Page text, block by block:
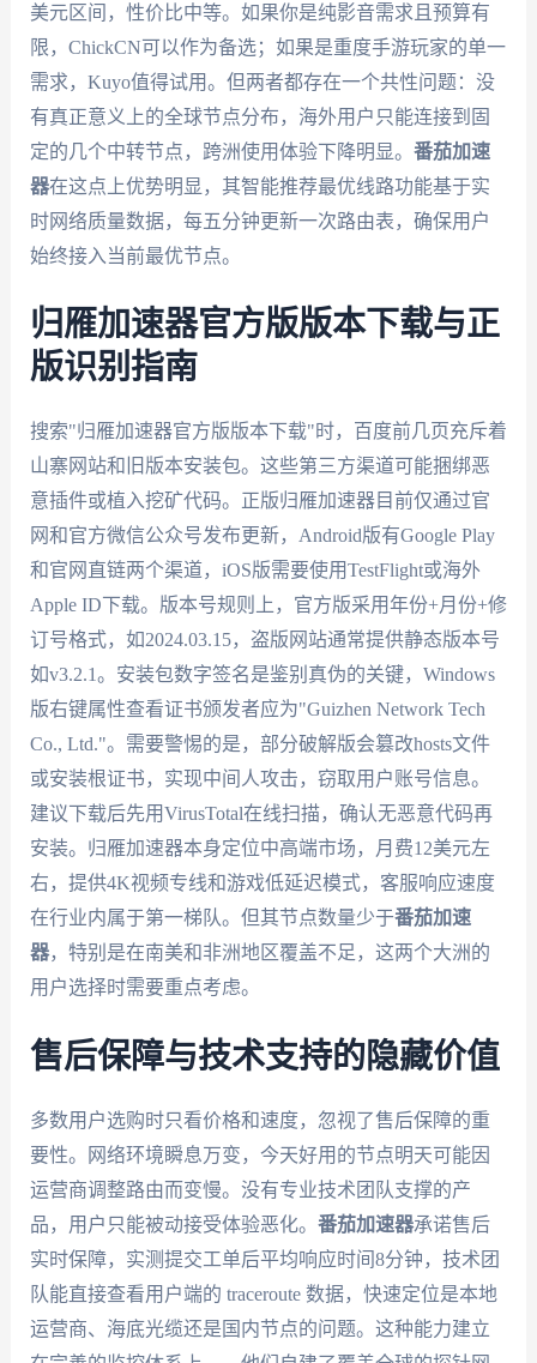
美元区间，性价比中等。如果你是纯影音需求且预算有
限，ChickCN可以作为备选；如果是重度手游玩家的单一
需求，Kuyo值得试用。但两者都存在一个共性问题：没
有真正意义上的全球节点分布，海外用户只能连接到固
定的几个中转节点，跨洲使用体验下降明显。 番茄加速
器在这点上优势明显，其智能推荐最优线路功能基于实
时网络质量数据，每五分钟更新一次路由表，确保用户
始终接入当前最优节点。
归雁加速器官方版版本下载与正
版识别指南
搜索"归雁加速器官方版版本下载"时，百度前几页充斥着
山寨网站和旧版本安装包。这些第三方渠道可能捆绑恶
意插件或植入挖矿代码。正版归雁加速器目前仅通过官
网和官方微信公众号发布更新，Android版有Google Play
和官网直链两个渠道，iOS版需要使用TestFlight或海外
Apple ID下载。版本号规则上，官方版采用年份+月份+修
订号格式，如2024.03.15，盗版网站通常提供静态版本号
如v3.2.1。安装包数字签名是鉴别真伪的关键，Windows
版右键属性查看证书颁发者应为"Guizhen Network Tech
Co., Ltd."。需要警惕的是，部分破解版会篡改hosts文件
或安装根证书，实现中间人攻击，窃取用户账号信息。
建议下载后先用VirusTotal在线扫描，确认无恶意代码再
安装。归雁加速器本身定位中高端市场，月费12美元左
右，提供4K视频专线和游戏低延迟模式，客服响应速度
在行业内属于第一梯队。但其节点数量少于番茄加速
器，特别是在南美和非洲地区覆盖不足，这两个大洲的
用户选择时需要重点考虑。
售后保障与技术支持的隐藏价值
多数用户选购时只看价格和速度，忽视了售后保障的重
要性。网络环境瞬息万变，今天好用的节点明天可能因
运营商调整路由而变慢。没有专业技术团队支撑的产
品，用户只能被动接受体验恶化。 番茄加速器承诺售后
实时保障，实测提交工单后平均响应时间8分钟，技术团
队能直接查看用户端的 traceroute 数据，快速定位是本地
运营商、海底光缆还是国内节点的问题。这种能力建立